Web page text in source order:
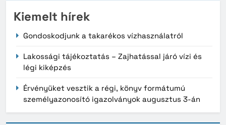
Kiemelt hírek
Gondoskodjunk a takarékos vízhasználatról
Lakossági tájékoztatás – Zajhatással járó vízi és
légi kiképzés
Érvényüket vesztik a régi, könyv formátumú
személyazonosító igazolványok augusztus 3-án